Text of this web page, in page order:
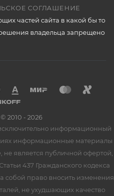
СОГЛАШЕНИЕ
частей сайта в какой бы то
владельца запрещено
2010 - 2026
информационный
информационные материалы
является публичной офертой,
437 Гражданского кодекса
собой право вносить изменения
не ухудшающих качество